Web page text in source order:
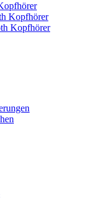
Kopfhörer
Kopfhörer